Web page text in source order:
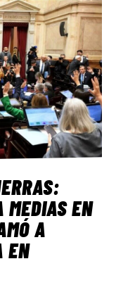
MEDIAS EN
A
EN